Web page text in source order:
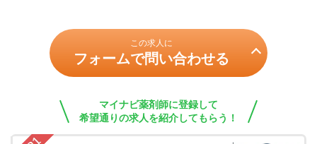
この求人に
フォームで問い合わせる
マイナビ薬剤師に登録して
希望通りの求人を紹介してもらう！